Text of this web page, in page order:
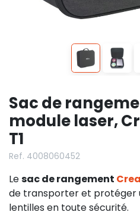
Sac de
module laser,
T1
Ref. 4008060452
Lesac de rangement
de transporter et protéger
lentilles en toute sécurité.